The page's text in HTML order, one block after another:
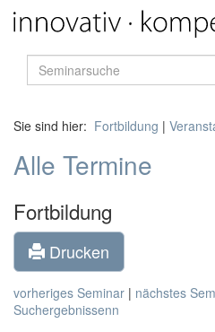
Sie sind hier: Fortbildung |
Alle Termine
Fortbildung
Drucken
vorheriges Seminar | nächstes
Suchergebnissenn